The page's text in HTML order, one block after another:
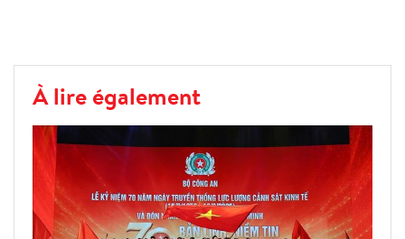
À lire également